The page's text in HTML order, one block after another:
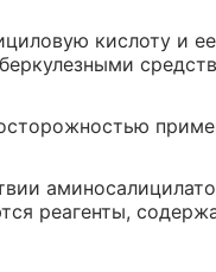
кислоту и
реагенты,